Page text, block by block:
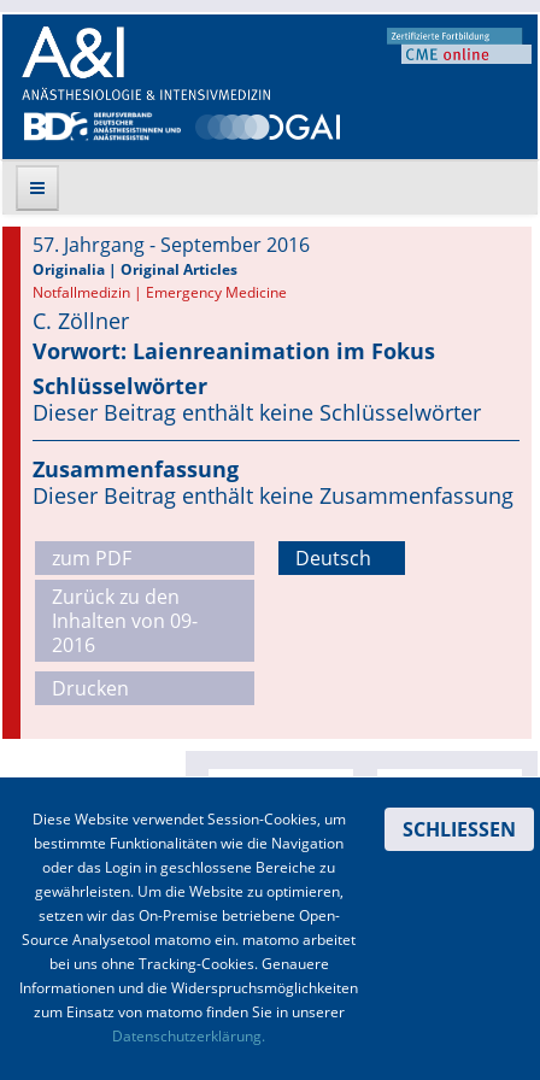
Suche
Aktuelle Ausgabe
Leitlinien
Archiv
Supplements
Online First
A&I English
Mediadaten
Autoren-Service
Stellenmarkt
Kongresskalender
57. Jahrgang - September 2016
Originalia | Original Articles
Notfallmedizin | Emergency Medicine
C. Zöllner
Vorwort: Laienreanimation im Fokus
Schlüsselwörter
Dieser Beitrag enthält keine Schlüsselwörter
Zusammenfassung
Dieser Beitrag enthält keine Zusammenfassung
zum PDF
Zurück zu den
Inhalten von 09-
2016
Drucken
Deutsch
Impressum Datenschutz
Diese Website verwendet Session-Cookies, um
bestimmte Funktionalitäten wie die Navigation
oder das Login in geschlossene Bereiche zu
gewährleisten. Um die Website zu optimieren,
setzen wir das On-Premise betriebene Open-
Source Analysetool matomo ein. matomo arbeitet
bei uns ohne Tracking-Cookies. Genauere
Informationen und die Widerspruchsmöglichkeiten
zum Einsatz von matomo finden Sie in unserer
Datenschutzerklärung.
SCHLIESSEN